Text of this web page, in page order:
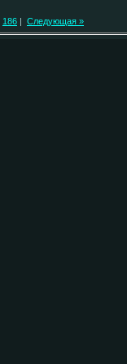
186 | Следующая »